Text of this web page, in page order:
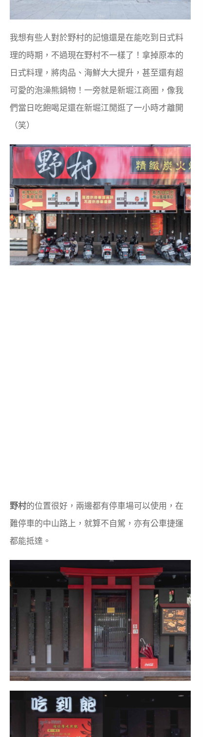
我想有些人對於野村的記憶還是在能吃到日式料
理的時期，不過現在野村不一樣了！拿掉原本的
日式料理，將肉品、海鮮大大提升，甚至還有超
可愛的泡澡熊鍋物！一旁就是新堀江商圈，像我
們當日吃飽喝足還在新堀江閒逛了一小時才離開
（笑）
野村的位置很好，兩邊都有停車場可以使用，在
難停車的中山路上，就算不自駕，亦有公車捷運
都能抵達。